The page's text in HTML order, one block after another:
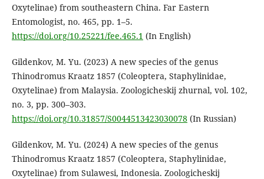
Oxytelinae) from southeastern China. Far Eastern
Entomologist, no. 465, pp. 1–5.
https://doi.org/10.25221/fee.465.1 (In English)
Gildenkov, M. Yu. (2023) A new species of the genus
Thinodromus Kraatz 1857 (Coleoptera, Staphylinidae,
Oxytelinae) from Malaysia. Zoologicheskij zhurnal, vol. 102,
no. 3, pp. 300–303.
https://doi.org/10.31857/S0044513423030078(In Russian)
Gildenkov, M. Yu. (2024) A new species of the genus
Thinodromus Kraatz 1857 (Coleoptera, Staphylinidae,
Oxytelinae) from Sulawesi, Indonesia. Zoologicheskij